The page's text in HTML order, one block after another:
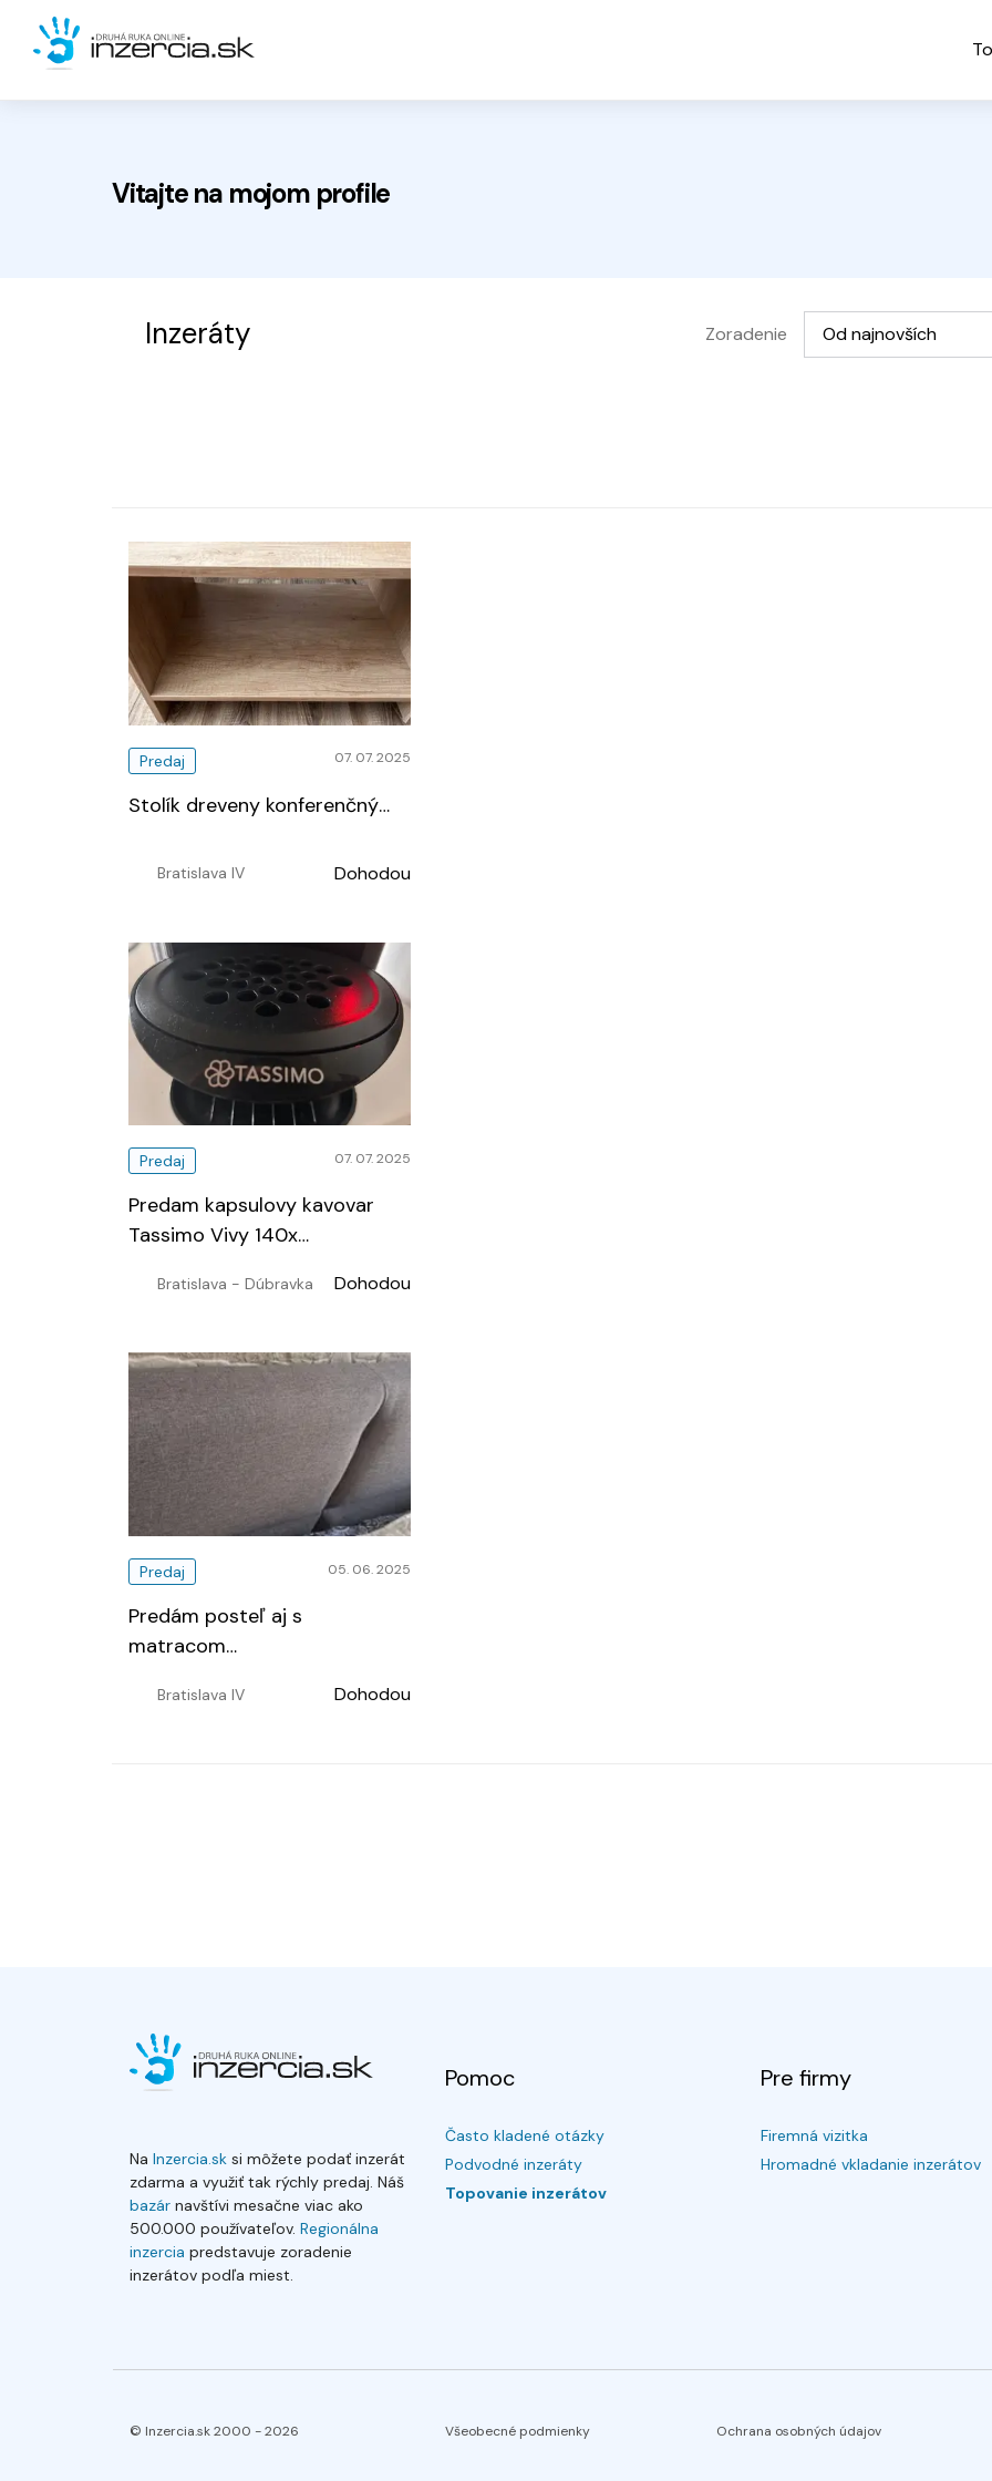
Vitajte na mojom profile
Inzeráty Zoradenie Vyberte možnosť
Od najnovších
Predaj 07. 07. 2025
Stolík dreveny konferenčný…
Bratislava IV Dohodou
Predaj 07. 07. 2025
Predam kapsulovy kavovar
Tassimo Vivy 140x…
Bratislava - Dúbravka Dohodou
Predaj 05. 06. 2025
Predám posteľ aj s
matracom…
Bratislava IV Dohodou
Na Inzercia.sk si môžete podať inzerát
zdarma a využiť tak rýchly predaj. Náš
bazár navštívi mesačne viac ako
500.000 používateľov. Regionálna
inzercia predstavuje zoradenie
inzerátov podľa miest.
Pomoc
Často kladené otázky
Podvodné inzeráty
Topovanie inzerátov
Pre firmy
Firemná vizitka
Hromadné vkladanie inzerátov
© Inzercia.sk 2000 -2026 Všeobecné podmienky Ochrana osobných údajov